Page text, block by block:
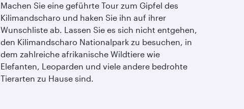
Machen Sie eine geführte Tour zum Gipfel des
Kilimandscharo und haken Sie ihn auf ihrer
Wunschliste ab. Lassen Sie es sich nicht entgehen,
den Kilimandscharo Nationalpark zu besuchen, in
dem zahlreiche afrikanische Wildtiere wie
Elefanten, Leoparden und viele andere bedrohte
Tierarten zu Hause sind.